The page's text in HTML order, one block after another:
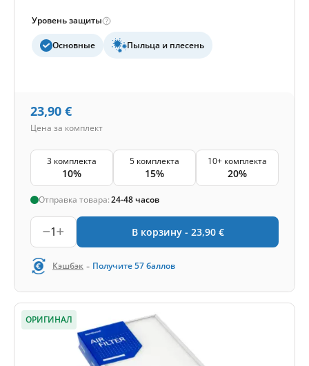
Уровень защиты
Основные Пыльца и плесень
23,90 €
Цена за комплект
3 комплекта
10%
5 комплекта
15%
10+ комплекта
20%
Отправка товара:24-48 часов
1 В корзину - 23,90 €
Кэшбэк - Получите57баллов
ОРИГИНАЛ